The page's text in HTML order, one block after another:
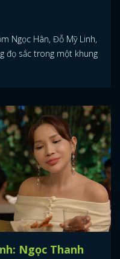
Ngọc Hân, Đỗ Mỹ Linh,
đọ sắc trong một khung
Ngọc Thanh